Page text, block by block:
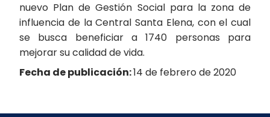
nuevo Plan de Gestión Social para la zona de
influencia de la Central Santa Elena, con el cual
se busca beneficiar a 1740 personas para
mejorar su calidad de vida.
Fecha de publicación:14 de febrero de 2020